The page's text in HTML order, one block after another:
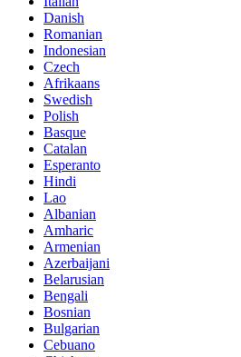
Danish
Romanian
Indonesian
Czech
Afrikaans
Swedish
Polish
Basque
Catalan
Esperanto
Hindi
Lao
Albanian
Amharic
Armenian
Azerbaijani
Belarusian
Bengali
Bosnian
Bulgarian
Cebuano